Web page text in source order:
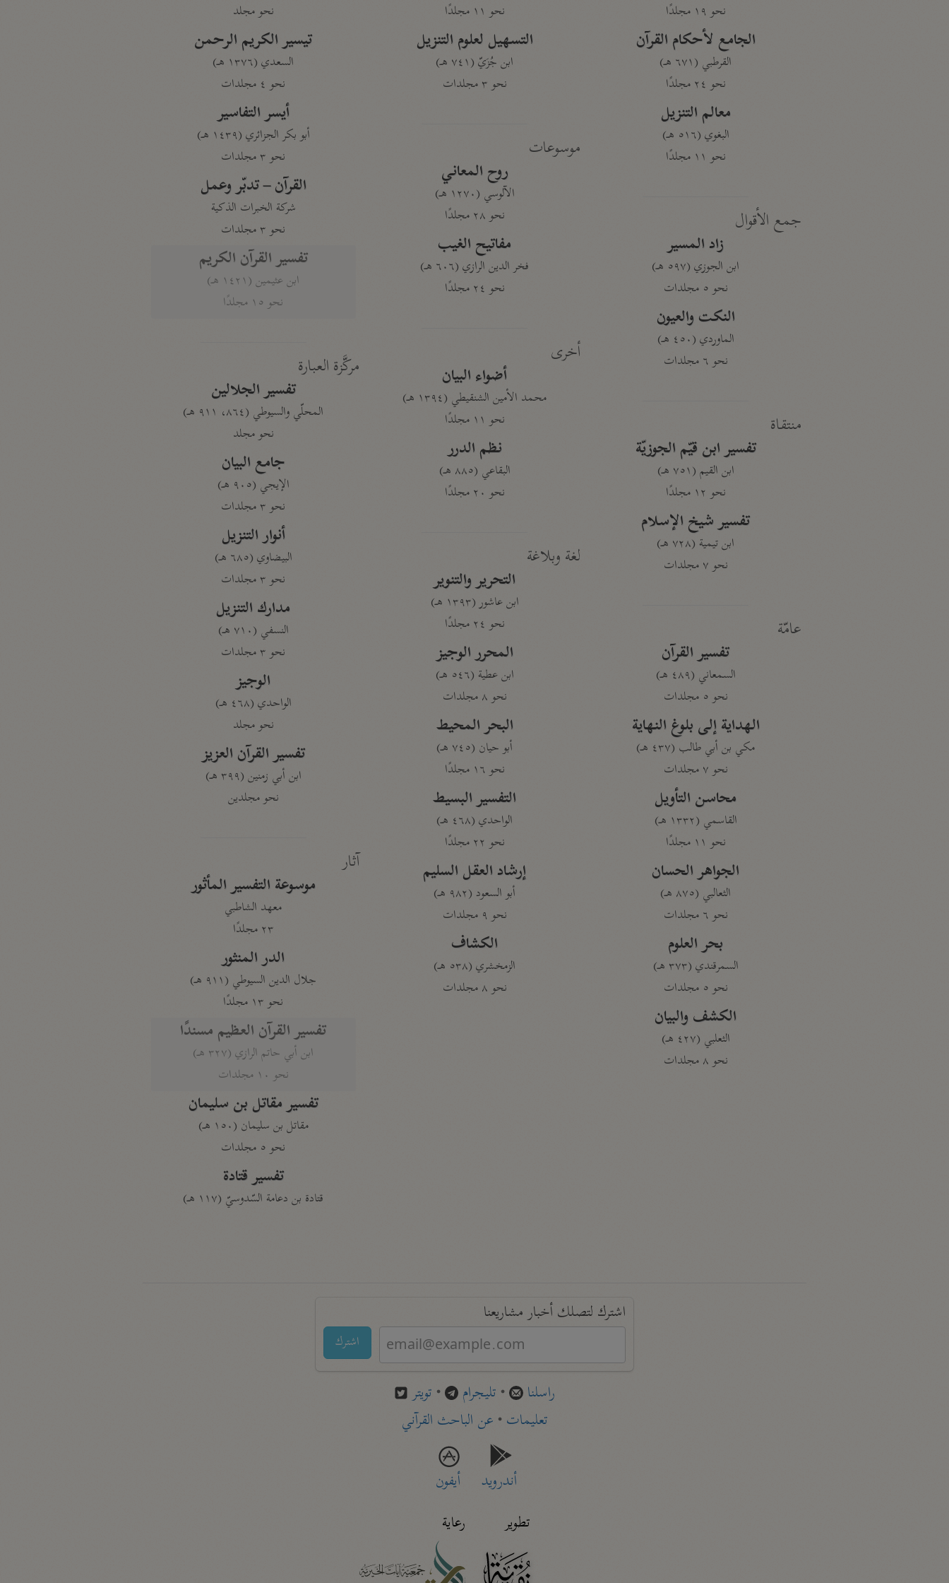
نحو ١٩ مجلدًا
الجامع لأحكام القرآن
القرطبي (٦٧١ هـ)
نحو ٢٤ مجلدًا
معالم التنزيل
البغوي (٥١٦ هـ)
نحو ١١ مجلدًا
جمع الأقوال
زاد المسير
ابن الجوزي (٥٩٧ هـ)
نحو ٥ مجلدات
النكت والعيون
الماوردي (٤٥٠ هـ)
نحو ٦ مجلدات
منتقاة
تفسير ابن قيّم الجوزيّة
ابن القيم (٧٥١ هـ)
نحو ١٢ مجلدًا
تفسير شيخ الإسلام
ابن تيمية (٧٢٨ هـ)
نحو ٧ مجلدات
عامّة
تفسير القرآن
السمعاني (٤٨٩ هـ)
نحو ٥ مجلدات
الهداية إلى بلوغ النهاية
مكي بن أبي طالب (٤٣٧ هـ)
نحو ٧ مجلدات
محاسن التأويل
القاسمي (١٣٣٢ هـ)
نحو ١١ مجلدًا
الجواهر الحسان
الثعالبي (٨٧٥ هـ)
نحو ٦ مجلدات
بحر العلوم
السمرقندي (٣٧٣ هـ)
نحو ٥ مجلدات
الكشف والبيان
الثعلبي (٤٢٧ هـ)
نحو ٨ مجلدات
نحو ١١ مجلدًا
التسهيل لعلوم التنزيل
ابن جُزَيّ (٧٤١ هـ)
نحو ٣ مجلدات
موسوعات
روح المعاني
الآلوسي (١٢٧٠ هـ)
نحو ٢٨ مجلدًا
مفاتيح الغيب
فخر الدين الرازي (٦٠٦ هـ)
نحو ٢٤ مجلدًا
أخرى
أضواء البيان
محمد الأمين الشنقيطي (١٣٩٤ هـ)
نحو ١١ مجلدًا
نظم الدرر
البقاعي (٨٨٥ هـ)
نحو ٢٠ مجلدًا
لغة وبلاغة
التحرير والتنوير
ابن عاشور (١٣٩٣ هـ)
نحو ٢٤ مجلدًا
المحرر الوجيز
ابن عطية (٥٤٦ هـ)
نحو ٨ مجلدات
البحر المحيط
أبو حيان (٧٤٥ هـ)
نحو ١٦ مجلدًا
التفسير البسيط
الواحدي (٤٦٨ هـ)
نحو ٢٢ مجلدًا
إرشاد العقل السليم
أبو السعود (٩٨٢ هـ)
نحو ٩ مجلدات
الكشاف
الزمخشري (٥٣٨ هـ)
نحو ٨ مجلدات
نحو مجلد
تيسير الكريم الرحمن
السعدي (١٣٧٦ هـ)
نحو ٤ مجلدات
أيسر التفاسير
أبو بكر الجزائري (١٤٣٩ هـ)
نحو ٣ مجلدات
القرآن – تدبّر وعمل
شركة الخبرات الذكية
نحو ٣ مجلدات
تفسير القرآن الكريم
ابن عثيمين (١٤٢١ هـ)
نحو ١٥ مجلدًا
مركَّزة العبارة
تفسير الجلالين
المحلّي والسيوطي (٨٦٤، ٩١١ هـ)
نحو مجلد
جامع البيان
الإيجي (٩٠٥ هـ)
نحو ٣ مجلدات
أنوار التنزيل
البيضاوي (٦٨٥ هـ)
نحو ٣ مجلدات
مدارك التنزيل
النسفي (٧١٠ هـ)
نحو ٣ مجلدات
الوجيز
الواحدي (٤٦٨ هـ)
نحو مجلد
تفسير القرآن العزيز
ابن أبي زمنين (٣٩٩ هـ)
نحو مجلدين
آثار
موسوعة التفسير المأثور
معهد الشاطبي
٢٣ مجلدًا
الدر المنثور
جلال الدين السيوطي (٩١١ هـ)
نحو ١٣ مجلدًا
تفسير القرآن العظيم مسندًا
ابن أبي حاتم الرازي (٣٢٧ هـ)
نحو ١٠ مجلدات
تفسير مقاتل بن سليمان
مقاتل بن سليمان (١٥٠ هـ)
نحو ٥ مجلدات
تفسير قتادة
قتادة بن دعامة السّدوسيّ (١١٧ هـ)
اشترك لتصلك أخبار مشاريعنا
اشترك
راسلنا • تليجرام • تويتر
تعليمات• عن الباحث القرآني
أندرويد
أيفون
تطوير
رعاية